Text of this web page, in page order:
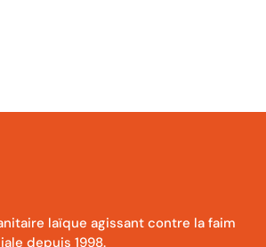
laïque agissant contre la faim
depuis 1998.